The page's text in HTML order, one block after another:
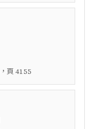
，頁 4155